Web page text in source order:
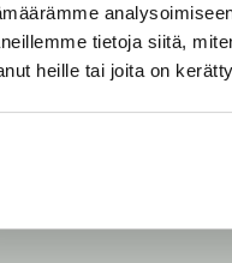
tietoja siitä,
heille tai joita on